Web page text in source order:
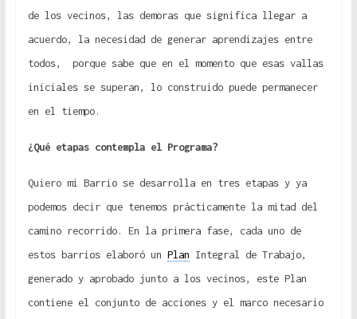
de los vecinos, las demoras que significa llegar a
acuerdo, la necesidad de generar aprendizajes entre
todos, porque sabe que en el momento que esas vallas
iniciales se superan, lo construido puede permanecer
en el tiempo.
¿Qué etapas contempla el Programa?
Quiero mi Barrio se desarrolla en tres etapas y ya
podemos decir que tenemos prácticamente la mitad del
camino recorrido. En la primera fase, cada uno de
estos barrios elaboró un Plan Integral de Trabajo,
generado y aprobado junto a los vecinos, este Plan
contiene el conjunto de acciones y el marco necesario